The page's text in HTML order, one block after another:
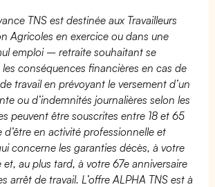
TNS est destinée aux Travailleurs
Agricoles en exercice ou dans une
emploi – retraite souhaitant se
conséquences financières en cas de
travail en prévoyant le versement d’un
ou d’indemnités journalières selon les
peuvent être souscrites entre 18 et 65
d’être en activité professionnelle et
concerne les garanties décès, à votre
et, au plus tard, à votre 67e anniversaire
arrêt de travail. L’offre ALPHA TNS est à